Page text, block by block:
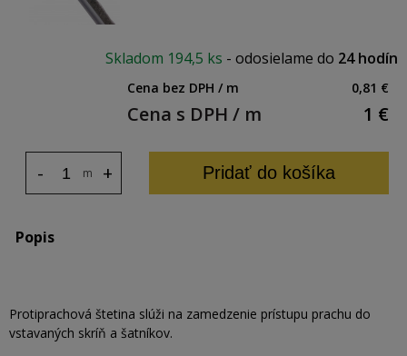
Skladom 194,5 ks - odosielame do 24 hodín
Cena bez DPH / m 0,81 €
Cena s DPH / m 1 €
m +
- Pridať do košíka
Popis
Protiprachová štetina slúži na zamedzenie prístupu prachu do
vstavaných skríň a šatníkov.